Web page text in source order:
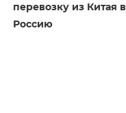
перевозку из Китая в
Россию